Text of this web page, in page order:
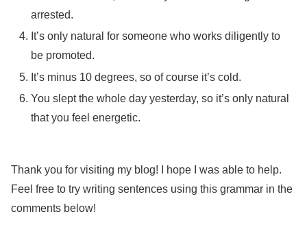
arrested.
It’s only natural for someone who works diligently to
be promoted.
It’s minus 10 degrees, so of course it’s cold.
You slept the whole day yesterday, so it’s only natural
that you feel energetic.
Thank you for visiting my blog! I hope I was able to help.
Feel free to try writing sentences using this grammar in the
comments below!